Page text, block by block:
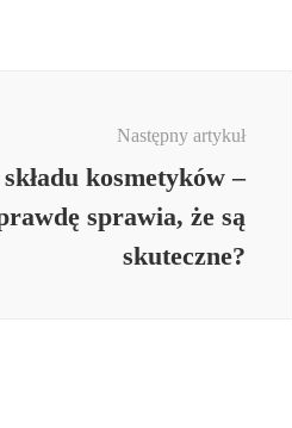
Następny artykuł
kosmetyków –
sprawia, że są
skuteczne?